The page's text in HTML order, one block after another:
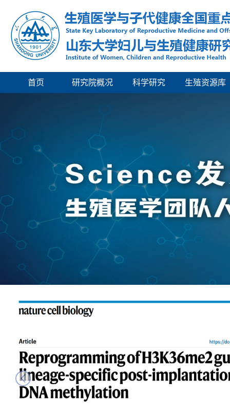
首页 研究院概况 科学研究 生殖资源库
next